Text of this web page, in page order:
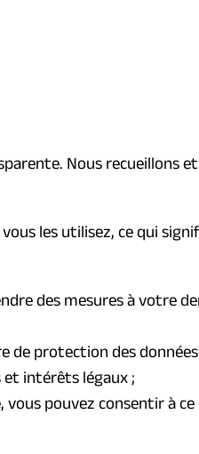
Nous recueillons
les utilisez, ce qui
des mesures à votre
protection des
intérêts légaux ;
pouvez consentir à